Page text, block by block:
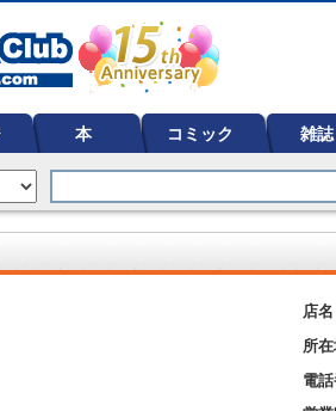
本 コミック 雑誌
店名
所
電